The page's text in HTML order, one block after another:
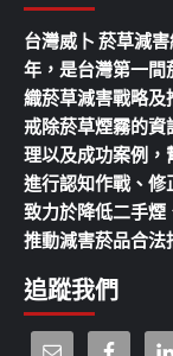
台灣威卜 菸草減
年，是台灣第一間
織菸草減害戰略及
戒除菸草煙霧的
理以及成功案例，
進行認知作戰、修
致力於降低二手煙
推動減害菸品合法
追蹤我們